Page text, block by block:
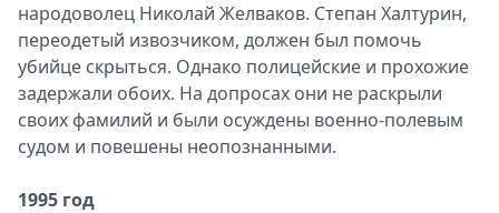
народоволец Николай Желваков. Степан Халтурин,
переодетый извозчиком, должен был помочь
убийце скрыться. Однако полицейские и прохожие
задержали обоих. На допросах они не раскрыли
своих фамилий и были осуждены военно-полевым
судом и повешены неопознанными.
1995 год